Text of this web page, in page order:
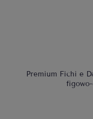
Premium Fichi e